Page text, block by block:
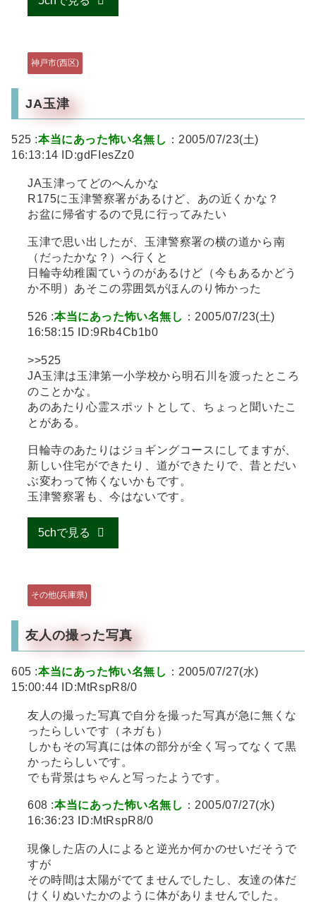
神戸市(西区)
JA玉津
525 :本当にあった怖い名無し ：2005/07/23(土)
16:13:14 ID:gdFIesZz0
JA玉津ってどのへんかな
R175に玉津警察署があるけど、あの近くかな？
お盆に帰省するので見に行ってみたい
玉津で思い出したが、玉津警察署の横の道から南
（だったかな？）へ行くと
日輪寺幼稚園ていうのがあるけど（今もあるかどう
か不明）あそこの雰囲気がほんのり怖かった
526 :本当にあった怖い名無し ：2005/07/23(土)
16:58:15 ID:9Rb4Cb1b0
>>525
JA玉津は玉津第一小学校から明石川を渡ったところ
のことかな。
あのあたり心霊スポットとして、ちょっと聞いたこ
とがある。
日輪寺のあたりはジョギングコースにしてますが、
新しい住宅ができたり、道ができたりで、昔とだい
ぶ変わって怖くないかもです。
玉津警察署も、今はないです。
5chで見る
その他(兵庫県)
友人の撮った写真
605 :本当にあった怖い名無し ：2005/07/27(水)
15:00:44 ID:MtRspR8/0
友人の撮った写真で自分を撮った写真が急に無くな
ったらしいです（ネガも）
しかもその写真には体の部分が全く写ってなくて黒
かったらしいです。
でも背景はちゃんと写ったようです。
608 :本当にあった怖い名無し ：2005/07/27(水)
16:36:23 ID:MtRspR8/0
現像した店の人によると逆光か何かのせいだそうで
すが
その時間は太陽がでてませんでしたし、友達の体だ
けくりぬいたかのように体がありませんでした。